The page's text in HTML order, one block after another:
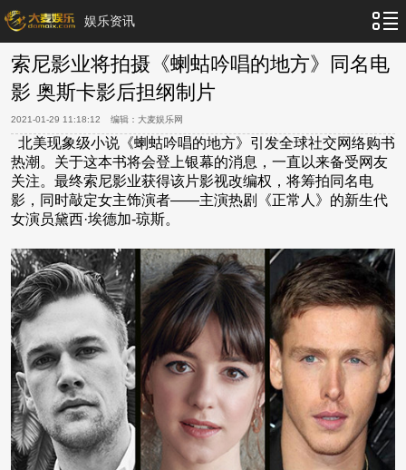
娱乐资讯
索尼影业将拍摄《蝲蛄吟唱的地方》同名电
影 奥斯卡影后担纲制片
2021-01-29 11:18:12 编辑： 大麦娱乐网
北美现象级小说《蝲蛄吟唱的地方》引发全球社交网络购书
热潮。关于这本书将会登上银幕的消息，一直以来备受网友
关注。最终索尼影业获得该片影视改编权，将筹拍同名电
影，同时敲定女主饰演者——主演热剧《正常人》的新生代
女演员黛西·埃德加-琼斯。